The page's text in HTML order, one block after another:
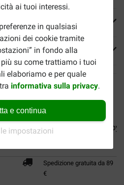
ai tuoi interessi.
in qualsiasi
dei cookie tramite
in fondo alla
su come trattiamo i tuoi
elaboriamo e per quale
informativa sulla privacy.
e continua
impostazioni
Royal Canin Medium
Spedizione gratuita da 89
€